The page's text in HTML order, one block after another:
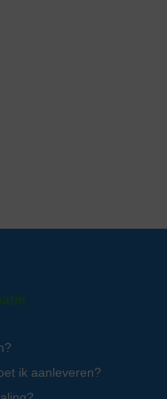
ik aanleveren?